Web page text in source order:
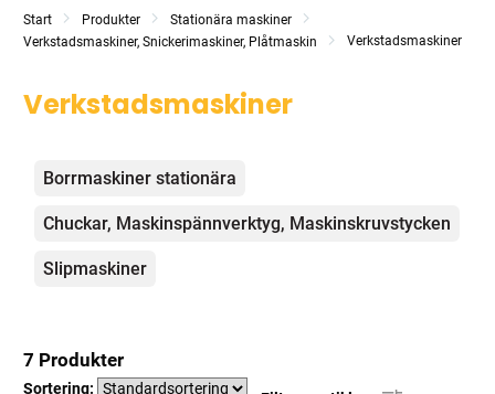
Start Produkter
Stationära maskiner
Verkstadsmaskiner, Snickerimaskiner, Plåtmaskin
Verkstadsmaskiner
Verkstadsmaskiner
Kategorier
Borrmaskiner stationära
Chuckar, Maskinspännverktyg, Maskinskruvstycken
Slipmaskiner
7 Produkter
Sortering: